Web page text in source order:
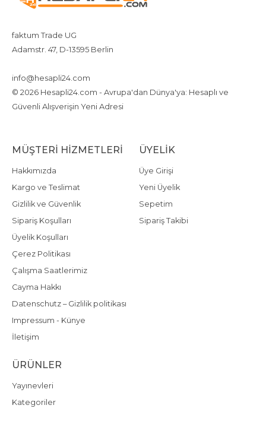
faktum Trade UG
Adamstr. 47, D-13595 Berlin
info@hesapli24.com
© 2026 Hesapli24.com - Avrupa'dan Dünya'ya: Hesaplı ve
Güvenli Alışverişin Yeni Adresi
MÜŞTERI HIZMETLERI
Hakkımızda
Kargo ve Teslimat
Gizlilik ve Güvenlik
Sipariş Koşulları
Üyelik Koşulları
Çerez Politikası
Çalışma Saatlerimiz
Cayma Hakkı
Datenschutz – Gizlilik politikası
Impressum - Künye
İletişim
ÜYELIK
Üye Girişi
Yeni Üyelik
Sepetim
Sipariş Takibi
ÜRÜNLER
Yayınevleri
Kategoriler